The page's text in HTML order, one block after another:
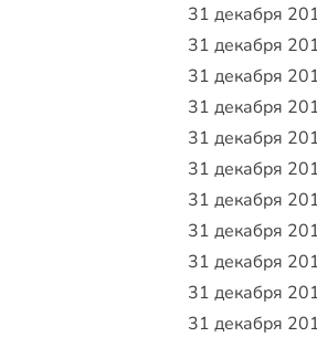
31 декабря
31 декабря
31 декабря
31 декабря
31 декабря
31 декабря
31 декабря
31 декабря
31 декабря
31 декабря
31 декабря